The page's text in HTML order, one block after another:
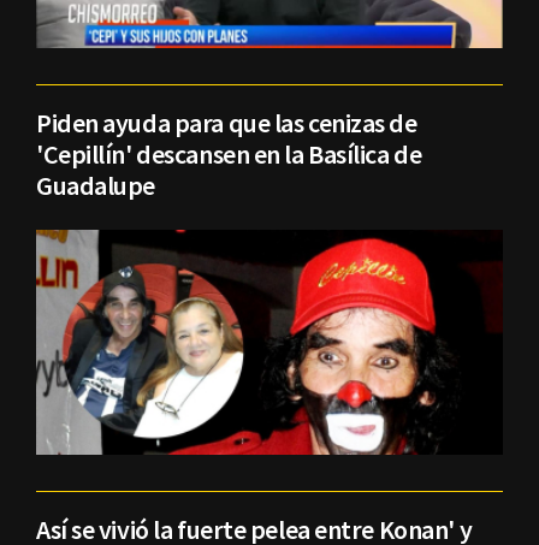
Piden ayuda para que las cenizas de
'Cepillín' descansen en la Basílica de
Guadalupe
Así se vivió la fuerte pelea entre Konan' y